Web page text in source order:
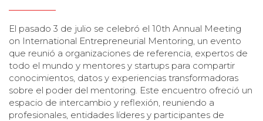
El pasado 3 de julio se celebró el 10th Annual Meeting
on International Entrepreneurial Mentoring, un evento
que reunió a organizaciones de referencia, expertos de
todo el mundo y mentores y startups para compartir
conocimientos, datos y experiencias transformadoras
sobre el poder del mentoring. Este encuentro ofreció un
espacio de intercambio y reflexión, reuniendo a
profesionales, entidades líderes y participantes de